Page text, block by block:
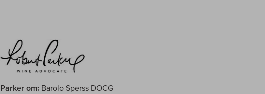
Parker om: Barolo Sperss DOCG